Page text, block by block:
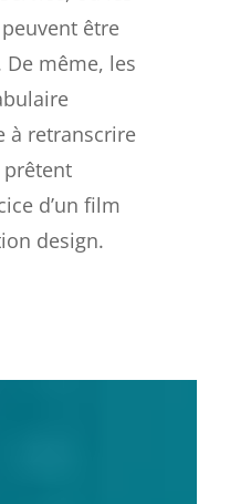
être
même, les
à retranscrire
prêtent
d’un film
design.